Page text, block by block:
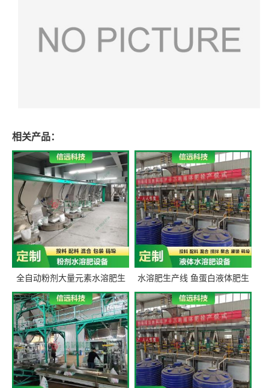
相关产品：
全自动粉剂大量元素水溶肥生
产设备 信远科技肥料生产设备
源头厂家
水溶肥生产线 鱼蛋白液体肥生
产设备 氨基酸液态肥全套设备